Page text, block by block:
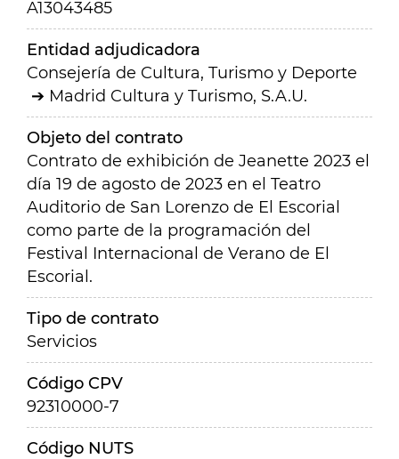
A13043485
Entidad adjudicadora
Consejería de Cultura, Turismo y Deporte
Madrid Cultura y Turismo, S.A.U.
Objeto del contrato
Contrato de exhibición de Jeanette 2023 el
día 19 de agosto de 2023 en el Teatro
Auditorio de San Lorenzo de El Escorial
como parte de la programación del
Festival Internacional de Verano de El
Escorial.
Tipo de contrato
Servicios
Código CPV
92310000-7
Código NUTS